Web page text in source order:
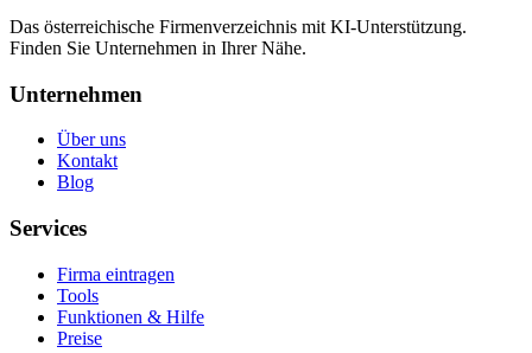
Das österreichische Firmenverzeichnis mit KI-Unterstützung.
Finden Sie Unternehmen in Ihrer Nähe.
Unternehmen
Über uns
Kontakt
Blog
Services
Firma eintragen
Tools
Funktionen & Hilfe
Preise